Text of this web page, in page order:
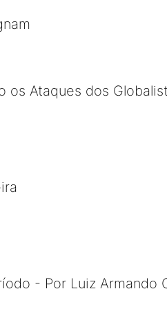
os Ataques dos
- Por Luiz Armando